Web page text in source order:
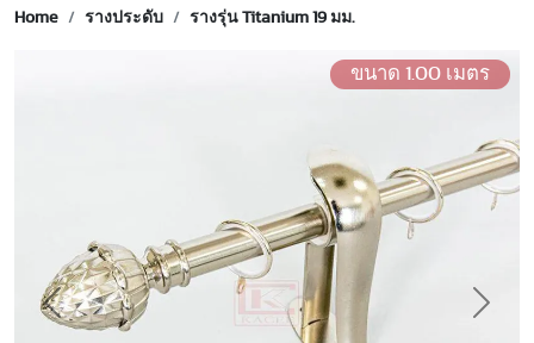
Home รางประดับ รางรุ่น Titanium 19 มม.
ขนาด 1.00 เมตร
Previous Next